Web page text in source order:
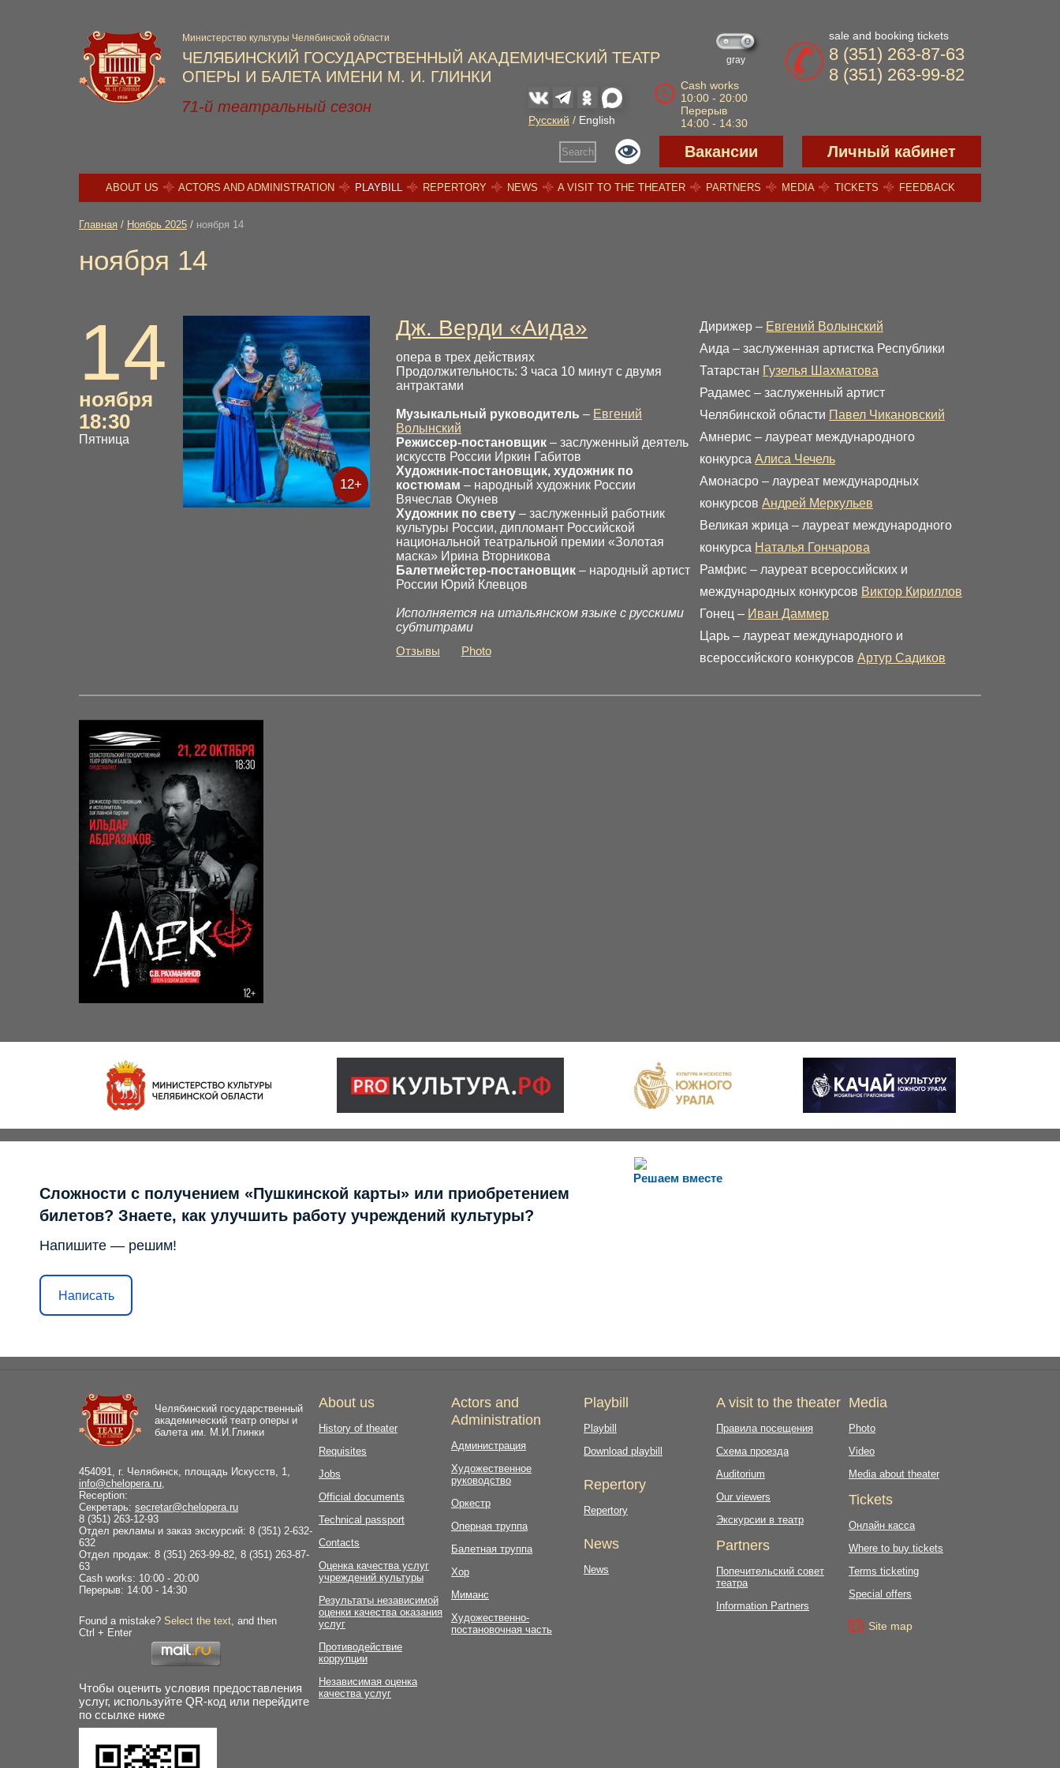
ЧЕЛЯБИНСКИЙ ГОСУДАРСТВЕННЫЙ АКАДЕМИЧЕСКИЙ ТЕАТР
ОПЕРЫ И БАЛЕТА ИМЕНИ М. И. ГЛИНКИ
Министерство культуры Челябинской области
gray
Cash works
10:00 - 20:00
Перерыв
14:00 - 14:30
Русский / English
sale and booking tickets
8 (351) 263-87-63
8 (351) 263-99-82
71-й театральный сезон
Search Вакансии Личный кабинет
ABOUT US ACTORS AND ADMINISTRATION PLAYBILL REPERTORY NEWS A VISIT TO THE THEATER PARTNERS MEDIA TICKETS FEEDBACK
Главная / Ноябрь 2025 / ноября 14
ноября 14
14
ноября
18:30
Пятница
12+
Дж. Верди «Аида»
опера в трех действиях
Продолжительность: 3 часа 10 минут с двумя
антрактами
Музыкальный руководитель – Евгений
Волынский
Режиссер-постановщик – заслуженный деятель
искусств России Иркин Габитов
Художник-постановщик, художник по
костюмам – народный художник России
Вячеслав Окунев
Художник по свету – заслуженный работник
культуры России, дипломант Российской
национальной театральной премии «Золотая
маска» Ирина Вторникова
Балетмейстер-постановщик – народный артист
России Юрий Клевцов
Исполняется на итальянском языке с русскими
субтитрами
Отзывы
Photo
Дирижер – Евгений Волынский
Аида – заслуженная артистка Республики
Татарстан Гузелья Шахматова
Радамес – заслуженный артист
Челябинской области Павел Чикановский
Амнерис – лауреат международного
конкурса Алиса Чечель
Амонасро – лауреат международных
конкурсов Андрей Меркульев
Великая жрица – лауреат международного
конкурса Наталья Гончарова
Рамфис – лауреат всероссийских и
международных конкурсов Виктор Кириллов
Гонец – Иван Даммер
Царь – лауреат международного и
всероссийского конкурсов Артур Садиков
Решаем вместе
Сложности с получением «Пушкинской карты» или приобретением
билетов? Знаете, как улучшить работу учреждений культуры?
Напишите — решим!
Написать
Челябинский государственный
академический театр оперы и
балета им. М.И.Глинки
454091, г. Челябинск, площадь Искусств, 1,
info@chelopera.ru,
Reception:
Секретарь: secretar@chelopera.ru
8 (351) 263-12-93
Отдел рекламы и заказ экскурсий: 8 (351) 2-632-
632
Отдел продаж: 8 (351) 263-99-82, 8 (351) 263-87-
63
Cash works: 10:00 - 20:00
Перерыв: 14:00 - 14:30
Found a mistake? Select the text, and then
Ctrl + Enter
Чтобы оценить условия предоставления
услуг, используйте QR-код или перейдите
по ссылке ниже
About us
History of theater
Requisites
Jobs
Official documents
Technical passport
Contacts
Оценка качества услуг
учреждений культуры
Результаты независимой
оценки качества оказания
услуг
Противодействие
коррупции
Независимая оценка
качества услуг
Actors and
Administration
Администрация
Художественное
руководство
Оркестр
Оперная труппа
Балетная труппа
Хор
Миманс
Художественно-
постановочная часть
Playbill
Playbill
Download playbill
Repertory
Repertory
News
News
A visit to the theater
Правила посещения
Схема проезда
Auditorium
Our viewers
Экскурсии в театр
Partners
Попечительский совет
театра
Information Partners
Media
Photo
Video
Media about theater
Tickets
Онлайн касса
Where to buy tickets
Terms ticketing
Special offers
Site map